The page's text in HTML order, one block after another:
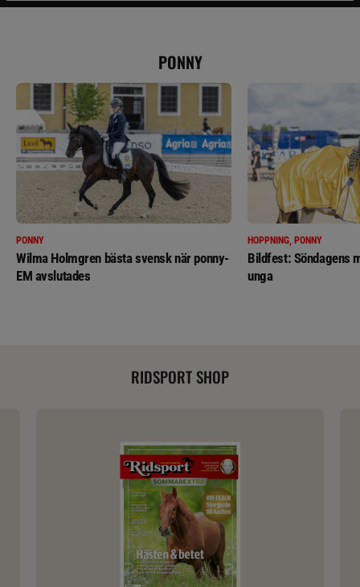
PONNY
PONNY
Wilma Holmgren bästa svensk när ponny-
EM avslutades
HOPPNING, PONNY
Bildfest: Söndagens
unga
RIDSPORT SHOP